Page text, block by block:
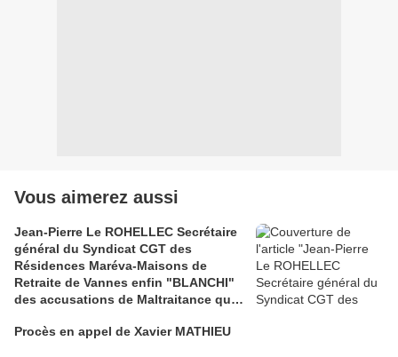
Vous aimerez aussi
Jean-Pierre Le ROHELLEC Secrétaire
général du Syndicat CGT des
Résidences Maréva-Maisons de
Retraite de Vannes enfin "BLANCHI"
des accusations de Maltraitance qui
Procès en appel de Xavier MATHIEU